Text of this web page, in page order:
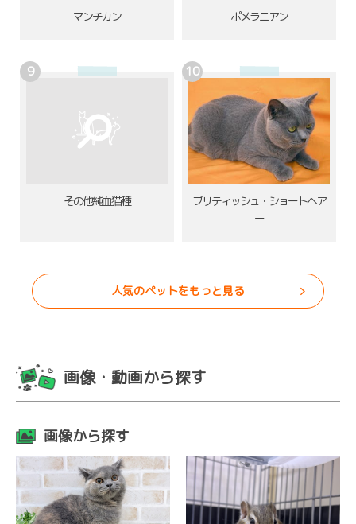
マンチカン ポメラニアン
その他純血猫種
ブリティッシュ・ショートヘア
ー
人気のペットをもっと見る
画像・動画から探す
画像から探す